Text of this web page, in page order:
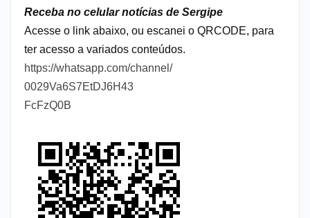
Receba no celular notícias de Sergipe
Acesse o link abaixo, ou escanei o QRCODE, para
ter acesso a variados conteúdos.
https://whatsapp.com/channel/
0029Va6S7EtDJ6H43
FcFzQ0B